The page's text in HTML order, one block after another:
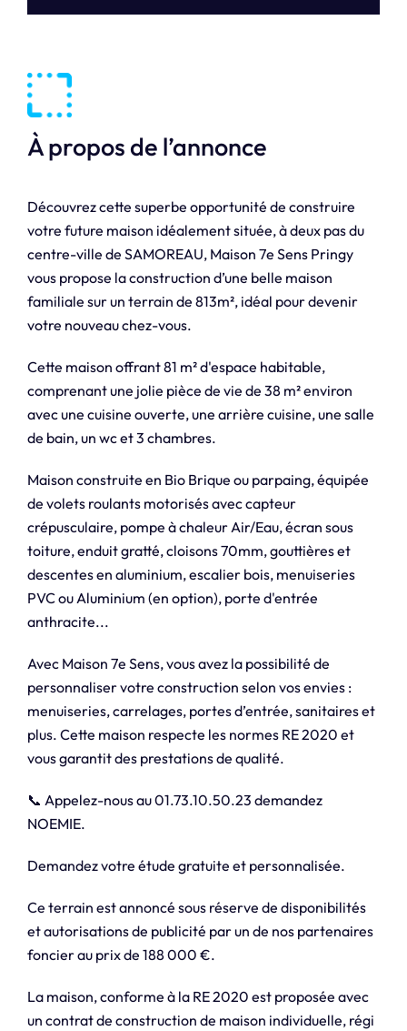
À propos de l’annonce
Découvrez cette superbe opportunité de construire
votre future maison idéalement située, à deux pas du
centre-ville de SAMOREAU, Maison 7e Sens Pringy
vous propose la construction d’une belle maison
familiale sur un terrain de 813m², idéal pour devenir
votre nouveau chez-vous.
Cette maison offrant 81 m² d'espace habitable,
comprenant une jolie pièce de vie de 38 m² environ
avec une cuisine ouverte, une arrière cuisine, une salle
de bain, un wc et 3 chambres.
Maison construite en Bio Brique ou parpaing, équipée
de volets roulants motorisés avec capteur
crépusculaire, pompe à chaleur Air/Eau, écran sous
toiture, enduit gratté, cloisons 70mm, gouttières et
descentes en aluminium, escalier bois, menuiseries
PVC ou Aluminium (en option), porte d'entrée
anthracite...
Avec Maison 7e Sens, vous avez la possibilité de
personnaliser votre construction selon vos envies :
menuiseries, carrelages, portes d’entrée, sanitaires et
plus. Cette maison respecte les normes RE 2020 et
vous garantit des prestations de qualité.
📞 Appelez-nous au 01.73.10.50.23 demandez
NOEMIE.
Demandez votre étude gratuite et personnalisée.
Ce terrain est annoncé sous réserve de disponibilités
et autorisations de publicité par un de nos partenaires
foncier au prix de 188 000 €.
La maison, conforme à la RE 2020 est proposée avec
un contrat de construction de maison individuelle, régi